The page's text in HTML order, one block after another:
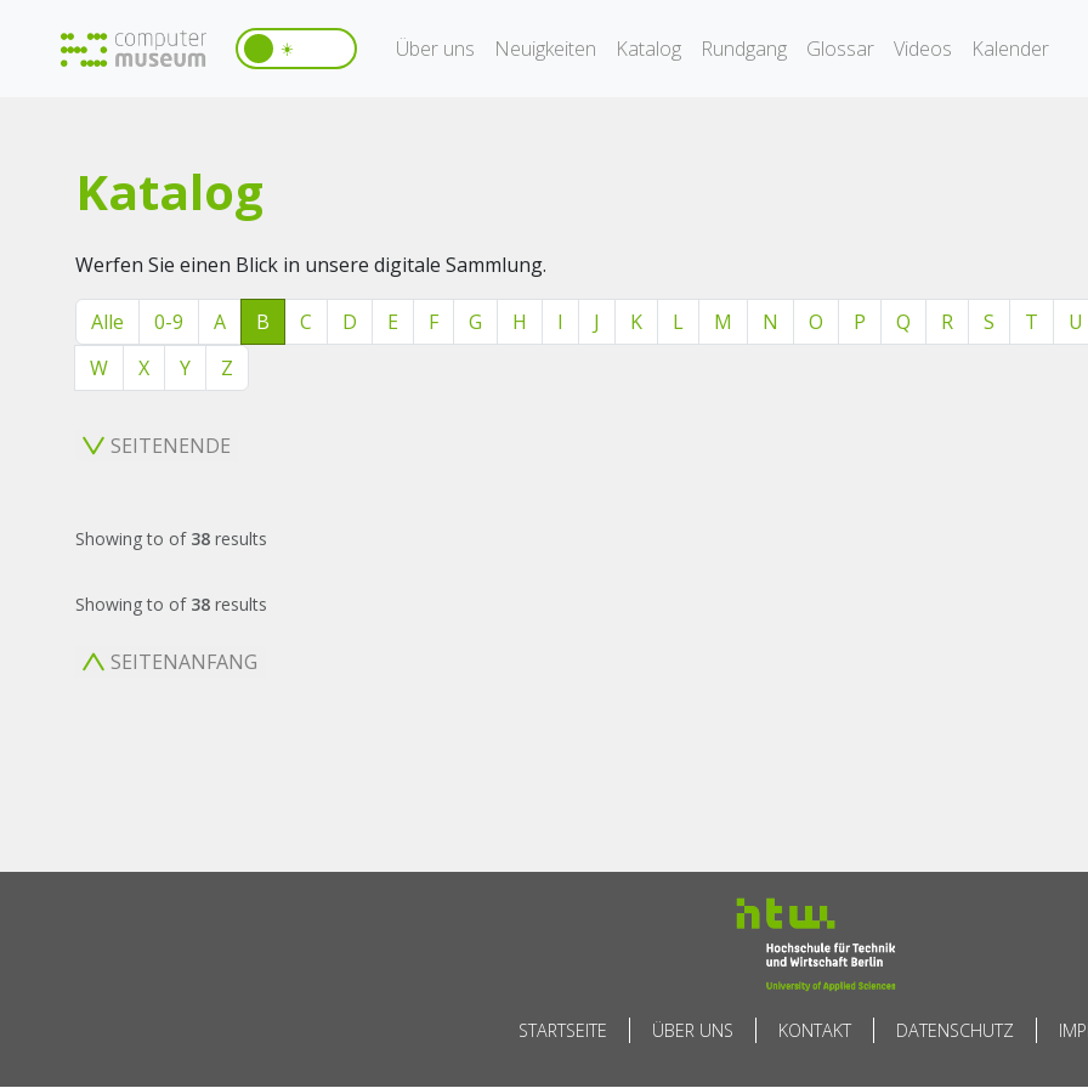
☀️ Über uns Neuigkeiten Katalog Rundgang Glossar Videos Kalender
Katalog
Werfen Sie einen Blick in unsere digitale Sammlung.
Alle 0-9 A B C D E F G H I J K L M N O P Q R S T U
W
X Y Z
SEITENENDE
Showingto of 38 results
Showingto of 38 results
SEITENANFANG
STARTSEITE ÜBER UNS KONTAKT DATENSCHUTZ